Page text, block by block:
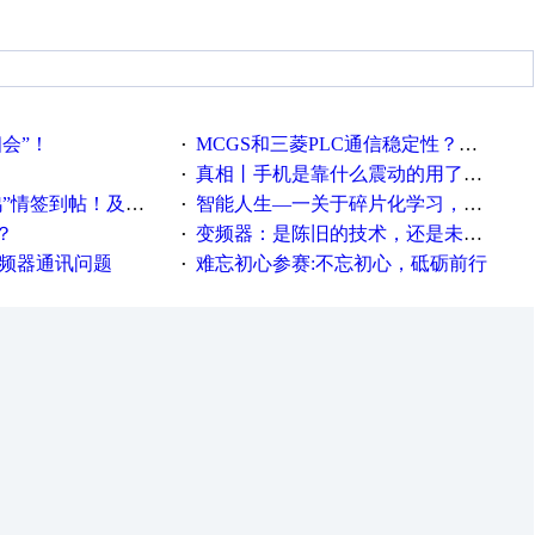
”！ · MCGS和三菱PLC通信稳定性？？？
· 真相丨手机是靠什么震动的用了这么多年才知道！
时更新在线研讨会预告
·
智能人生—一关于碎片化学习，看这一篇就够了！
· 变频器：是陈旧的技术，还是未来的幕后英雄？
器通讯问题
· 难忘初心参赛:不忘初心，砥砺前行